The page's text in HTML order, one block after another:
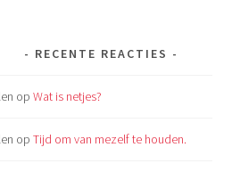
RECENTE REACTIES
op Wat is netjes?
op Tijd om van mezelf te houden.